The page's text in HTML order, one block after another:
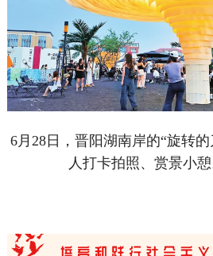
6月28日，晋阳湖南岸的“旋转
人打卡拍照、赏景小